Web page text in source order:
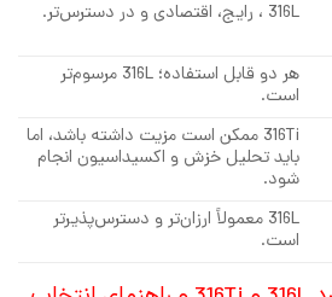
316L ، رایج، اقتصادی و در دسترس‌تر.
هر دو قابل‌ استفاده؛ 316L مرسوم‌تر
است.
316Ti ممکن است مزیت داشته باشد، اما
باید تحلیل خزش و اکسیداسیون انجام
شود.
316L معمولاً ارزان‌تر و دسترس‌پذیرتر
است.